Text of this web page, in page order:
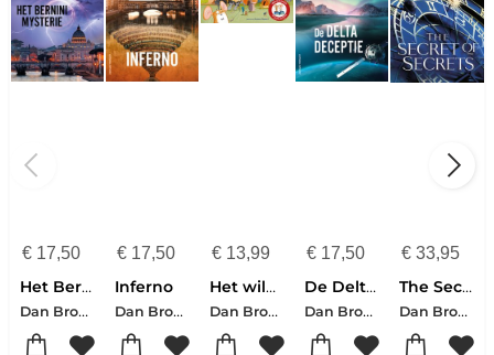
€17,50
Het Bernini Mysterie
Dan Brown
€17,50
Inferno
Dan Brown
€ 13,99
Het wilde dierenorkest
Dan Brown
€ 17,50
De Delta deceptie
Dan Brown
€ 33,95
The Secret of Secrets
Dan Brown